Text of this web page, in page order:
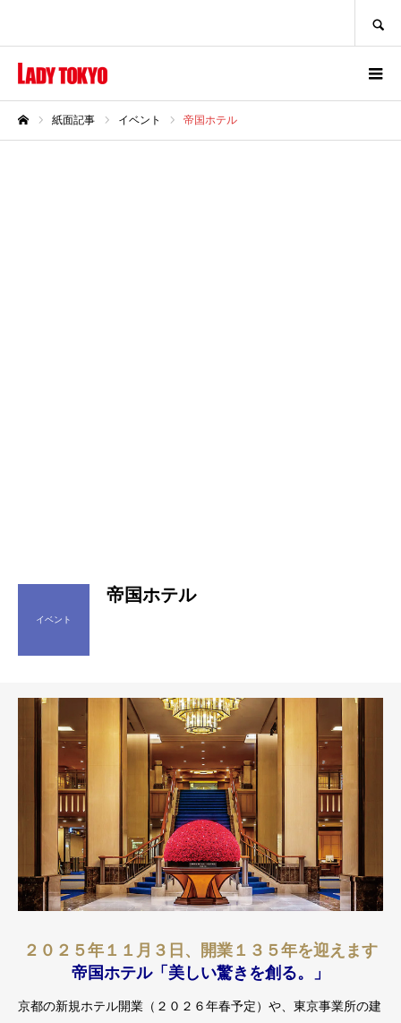
紙面記事 イベント 帝国ホテル
イベント
帝国ホテル
２０２５年１１月３日、開業１３５年を迎えます
帝国ホテル「美しい驚きを創る。」
京都の新規ホテル開業（２０２６年春予定）や、東京事業所の建